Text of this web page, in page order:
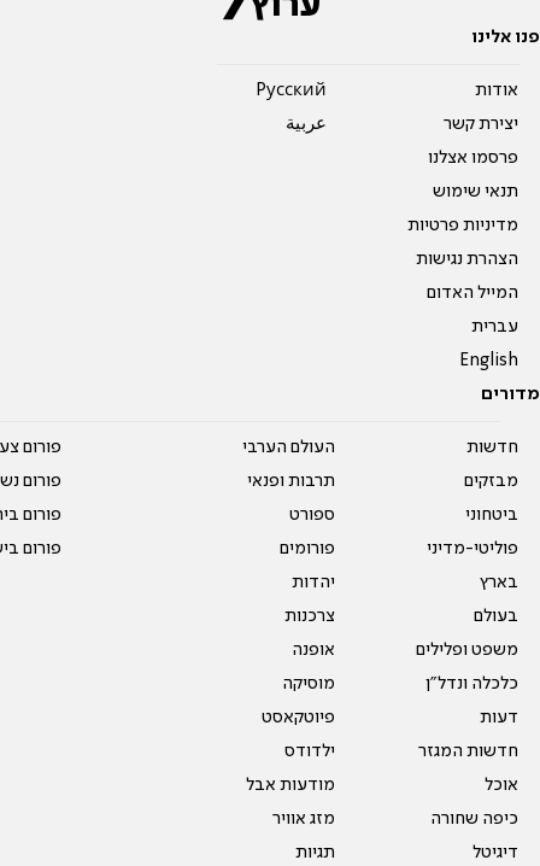
פנו אלינו
אודות
יצירת קשר
פרסמו אצלנו
תנאי שימוש
מדיניות פרטיות
הצהרת נגישות
המייל האדום
עברית
English
Pусский
عربية
מדורים
חדשות
מבזקים
ביטחוני
פוליטי-מדיני
בארץ
בעולם
משפט ופלילים
כלכלה ונדל"ן
דעות
חדשות המגזר
אוכל
כיפה שחורה
דיגיטל
העולם הערבי
תרבות ופנאי
ספורט
פורומים
יהדות
צרכנות
אופנה
מוסיקה
פיוטקאסט
ילדודס
מודעות אבל
מזג אוויר
תגיות
פורום
פורום
פורום
פורום